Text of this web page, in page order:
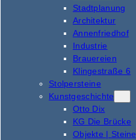
Stadtplanung
Architektur
Annenfriedhof
Industrie
Brauereien
Klingestraße 6
Stolpersteine
Kunstgeschichte
Otto Dix
KG Die Brücke
Objekte | Steine